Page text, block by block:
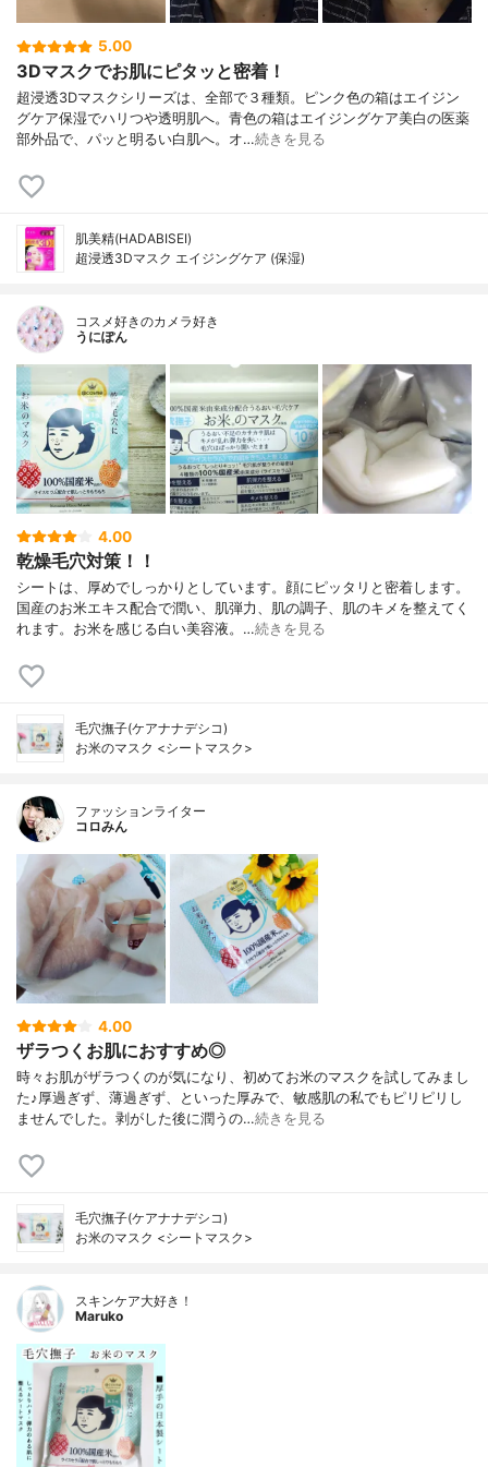
5.00
3Dマスクでお肌にピタッと密着！
超浸透3Dマスクシリーズは、全部で３種類。ピンク色の箱はエイジン
グケア保湿でハリつや透明肌へ。青色の箱はエイジングケア美白の医薬
部外品で、パッと明るい白肌へ。オ…続きを見る
肌美精(HADABISEI)
超浸透3Dマスク エイジングケア (保湿)
コスメ好きのカメラ好き
うにぽん
4.00
乾燥毛穴対策！！
シートは、厚めでしっかりとしています。顔にピッタリと密着します。
国産のお米エキス配合で潤い、肌弾力、肌の調子、肌のキメを整えてく
れます。お米を感じる白い美容液。…続きを見る
毛穴撫子(ケアナナデシコ)
お米のマスク <シートマスク>
ファッションライター
コロみん
4.00
ザラつくお肌におすすめ◎
時々お肌がザラつくのが気になり、初めてお米のマスクを試してみまし
た♪厚過ぎず、薄過ぎず、といった厚みで、敏感肌の私でもピリピリし
ませんでした。剥がした後に潤うの…続きを見る
毛穴撫子(ケアナナデシコ)
お米のマスク <シートマスク>
スキンケア大好き！
Maruko